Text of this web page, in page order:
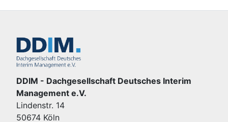
DDIM - Dachgesellschaft Deutsches Interim
Management e.V.
Lindenstr. 14
50674 Köln